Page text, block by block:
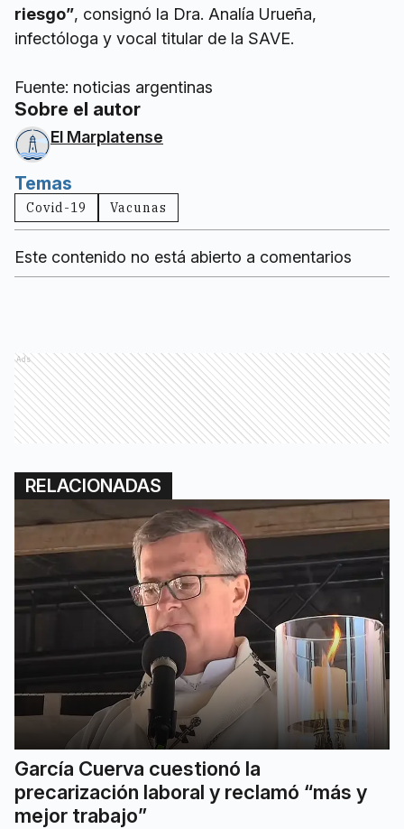
riesgo”, consignó la Dra. Analía Urueña,
infectóloga y vocal titular de la SAVE.
Fuente: noticias argentinas
Sobre el autor
El Marplatense
Temas
Covid-19 Vacunas
Este contenido no está abierto a comentarios
Ads
RELACIONADAS
García Cuerva cuestionó la
precarización laboral y reclamó “más y
mejor trabajo”